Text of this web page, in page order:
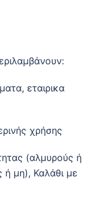
εταιρικα
χρήσης
(αλμυρούς ή
ή μη), Καλάθι με